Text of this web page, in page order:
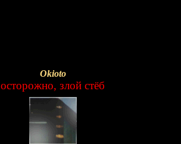
Okioto
осторожно, злой стёб